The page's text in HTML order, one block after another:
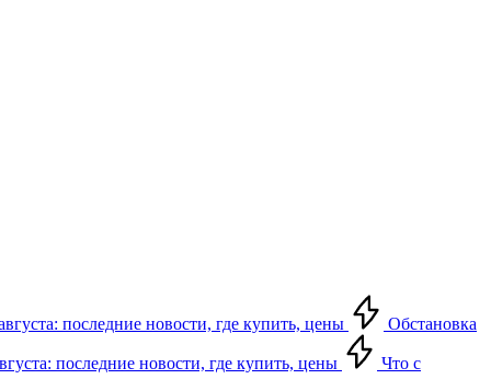
последние новости, где купить, цены Обстановка
последние новости, где купить, цены
Что с